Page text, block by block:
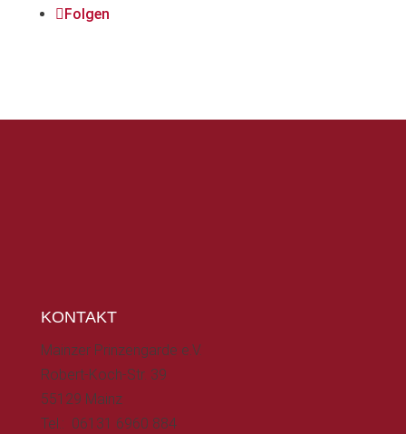
Folgen
KONTAKT
Mainzer Prinzengarde e.V.
Robert-Koch-Str. 39
55129 Mainz
Tel.: 06131 6960 884